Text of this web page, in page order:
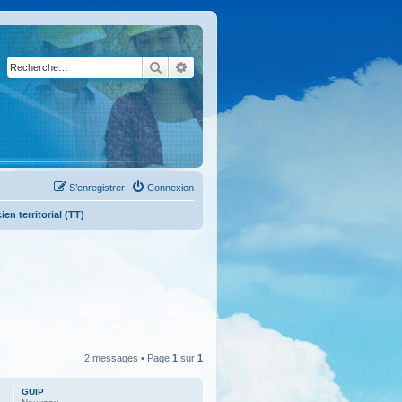
RechercherRecherche avancée
Connexion
S’enregistrer
territorial (TT)
2 messages • Page 1 sur 1
GUIP